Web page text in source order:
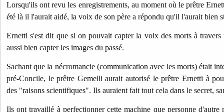
Lorsqu'ils ont revu les enregistrements, au moment où le prêtre
été là il l'aurait aidé, la voix de son père a répondu qu'il l'aurait bien
Ernetti s'est dit que si on pouvait capter la voix des morts à
aussi bien capter les images du passé.
Sachant que la nécromancie (communication avec les morts) était
pré-Concile, le prêtre Gemelli aurait autorisé le prêtre Ernetti à
des "raisons scientifiques". Ils auraient fait tout cela dans le secret,
Ils ont travaillé à perfectionner cette machine que personne d'autre